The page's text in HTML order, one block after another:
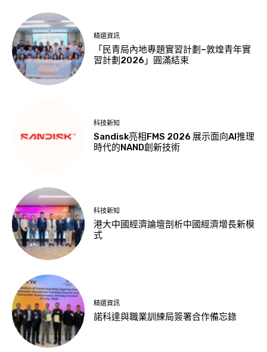
精選資訊
「民青局內地專題實習計劃–敦煌青年實
習計劃2026」圓滿結束
科技新知
Sandisk亮相FMS 2026 展示面向AI推理
時代的NAND創新技術
科技新知
港大中國經濟論壇剖析中國經濟增長新模
式
精選資訊
諾科達與職業訓練局簽署合作備忘錄